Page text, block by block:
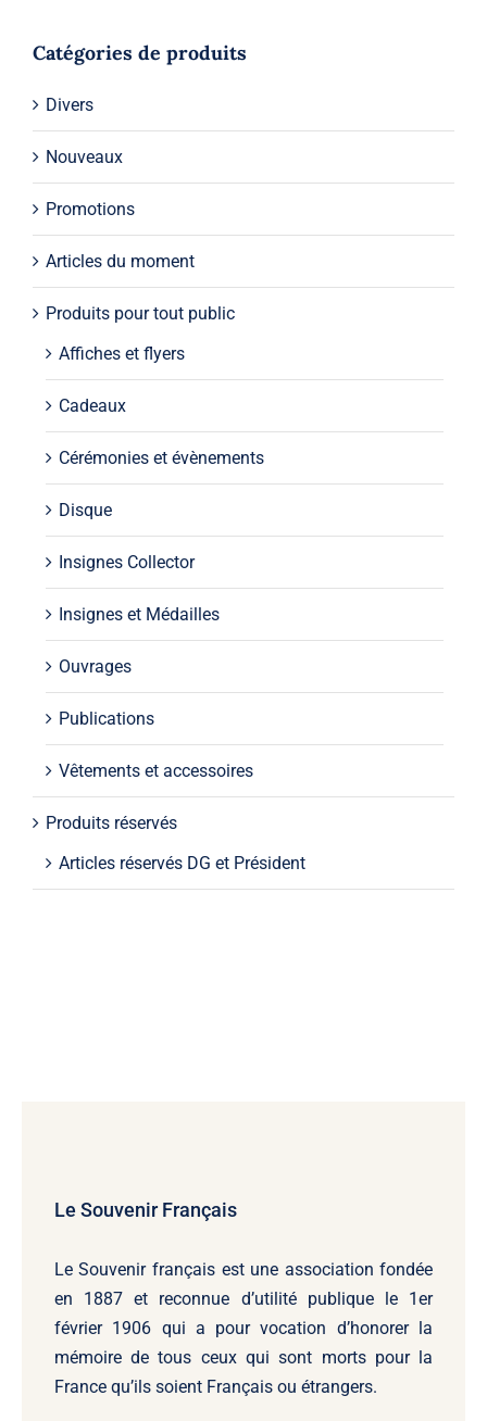
Catégories de produits
Divers
Nouveaux
Promotions
Articles du moment
Produits pour tout public
Affiches et flyers
Cadeaux
Cérémonies et évènements
Disque
Insignes Collector
Insignes et Médailles
Ouvrages
Publications
Vêtements et accessoires
Produits réservés
Articles réservés DG et Président
Le Souvenir Français
Le Souvenir français est une association fondée
en 1887 et reconnue d’utilité publique le 1er
février 1906 qui a pour vocation d’honorer la
mémoire de tous ceux qui sont morts pour la
France qu’ils soient Français ou étrangers.